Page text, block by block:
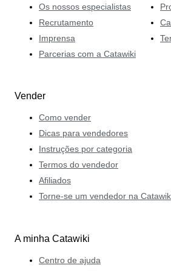
Os nossos especialistas
Recrutamento
Imprensa
Parcerias com a Catawiki
Vender
Como vender
Dicas para vendedores
Instruções por categoria
Termos do vendedor
Afiliados
Torne-se um vendedor na
A minha Catawiki
Centro de ajuda